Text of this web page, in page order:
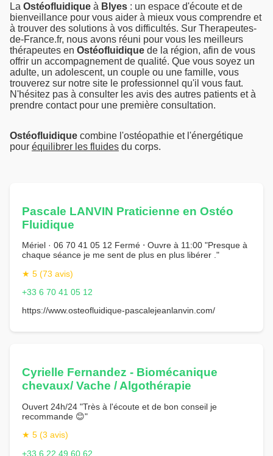
La Ostéofluidique à Blyes : un espace d'écoute et de
bienveillance pour vous aider à mieux vous comprendre et
à trouver des solutions à vos difficultés. Sur Therapeutes-
de-France.fr, nous avons réuni pour vous les meilleurs
thérapeutes en Ostéofluidique de la région, afin de vous
offrir un accompagnement de qualité. Que vous soyez un
adulte, un adolescent, un couple ou une famille, vous
trouverez sur notre site le professionnel qu'il vous faut.
N'hésitez pas à consulter les avis des autres patients et à
prendre contact pour une première consultation.
Ostéofluidique combine l'ostéopathie et l'énergétique
pour équilibrer les fluides du corps.
Pascale LANVIN Praticienne en Ostéo
Fluidique
Mériel · 06 70 41 05 12 Fermé ⋅ Ouvre à 11:00 "Presque à
chaque séance je me sent de plus en plus libérer ."
★ 5 (73 avis)
+33 6 70 41 05 12
https://www.osteofluidique-pascalejeanlanvin.com/
Cyrielle Fernandez - Biomécanique
chevaux/ Vache / Algothérapie
Ouvert 24h/24 "Très à l'écoute et de bon conseil je
recommande 😊"
★ 5 (3 avis)
+33 6 22 49 60 62